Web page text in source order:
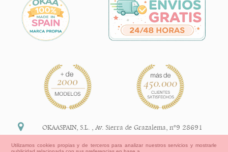
OKAASPAIN, S.L. ,Av. Sierra de Grazalema, nº9 28691
Utilizamos cookies propias y de terceros para analizar nuestros servicios y mostrarle